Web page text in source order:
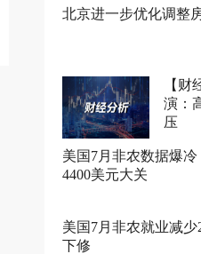
北京进一步优化调整
【财
演：
压
美国7月非农数据爆
4400美元大关
美国7月非农就业减
下修